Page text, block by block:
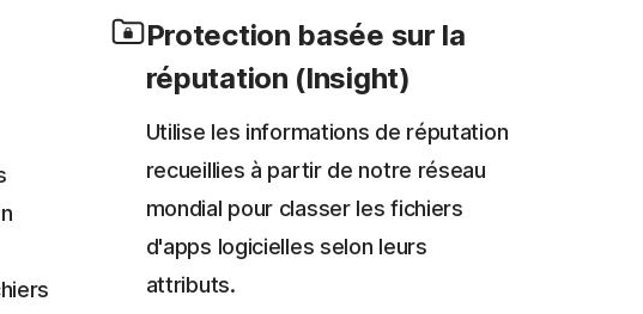
Protection basée sur la
réputation (Insight)
Utilise les informations de réputation
recueillies à partir de notre réseau
mondial pour classer les fichiers
d'apps logicielles selon leurs
attributs.